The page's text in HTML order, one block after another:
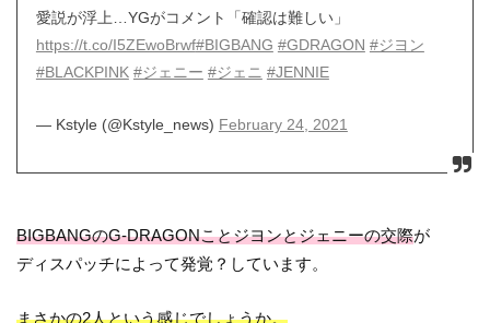
愛説が浮上…YGがコメント「確認は難しい」
https://t.co/I5ZEwoBrwf#BIGBANG #GDRAGON #ジヨン
#BLACKPINK #ジェニー #ジェニ #JENNIE
— Kstyle (@Kstyle_news) February 24, 2021
BIGBANGのG-DRAGONことジヨンとジェニーの交際が
ディスパッチによって発覚？しています。
まさかの2人という感じでしょうか。